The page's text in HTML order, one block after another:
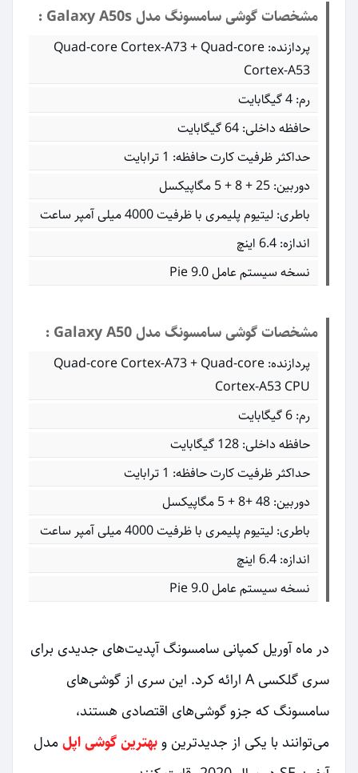
مشخصات گوشی سامسونگ مدل Galaxy A50 :
پردازنده: Quad-core Cortex-A73 + Quad-core
Cortex-A53 CPU
رم: 6 گیگابایت
حافظه داخلی: 128 گیگابایت
حداکثر ظرفیت کارت حافظه: 1 ترابایت
دوربین: 48 +8 + 5 مگاپیکسل
باطری: لیتیوم پلیمری با ظرفیت 4000 میلی آمپر ساعت
اندازه: 6.4 اینچ
نسخه سیستم عامل Pie 9.0
مشخصات گوشی سامسونگ مدل Galaxy A50s :
پردازنده: Quad-core Cortex-A73 + Quad-core
Cortex-A53
رم: 4 گیگابایت
حافظه داخلی: 64 گیگابایت
حداکثر ظرفیت کارت حافظه: 1 ترابایت
دوربین: 25 + 8 + 5 مگاپیکسل
باطری: لیتیوم پلیمری با ظرفیت 4000 میلی آمپر ساعت
اندازه: 6.4 اینچ
نسخه سیستم عامل Pie 9.0
در ماه آوریل کمپانی سامسونگ آپدیت‌های جدیدی برای
سری گلکسی A ارائه کرد. این سری از گوشی‌های
سامسونگ که جزو گوشی‌های اقتصادی هستند،
می‌توانند با یکی از جدیدترین وبهترین گوشی اپل‌مدل